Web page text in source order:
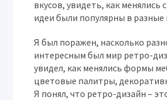
вкусов, увидеть, как менялись
идеи были популярны в разные
Я был поражен, насколько
интересным был мир ретро-
увидел, как менялись формы
цветовые палитры,
Я понял, что ретро-дизайн –